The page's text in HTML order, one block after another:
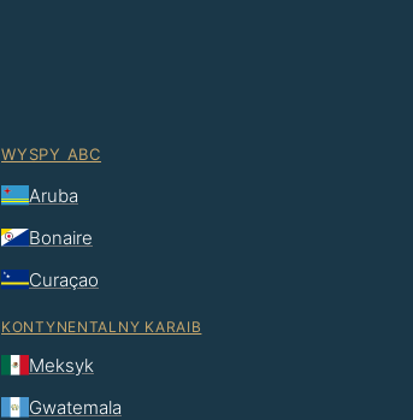
WYSPY ABC
Aruba
Bonaire
Curaçao
KONTYNENTALNY KARAIB
Meksyk
Gwatemala